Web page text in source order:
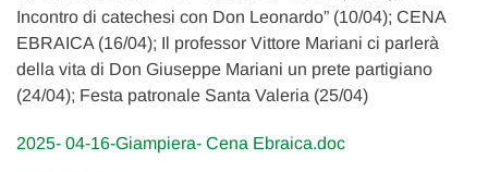
Incontro di catechesi con Don Leonardo” (10/04); CENA
EBRAICA (16/04); Il professor Vittore Mariani ci parlerà
della vita di Don Giuseppe Mariani un prete partigiano
(24/04); Festa patronale Santa Valeria (25/04)
2025- 04-16-Giampiera- Cena Ebraica.doc